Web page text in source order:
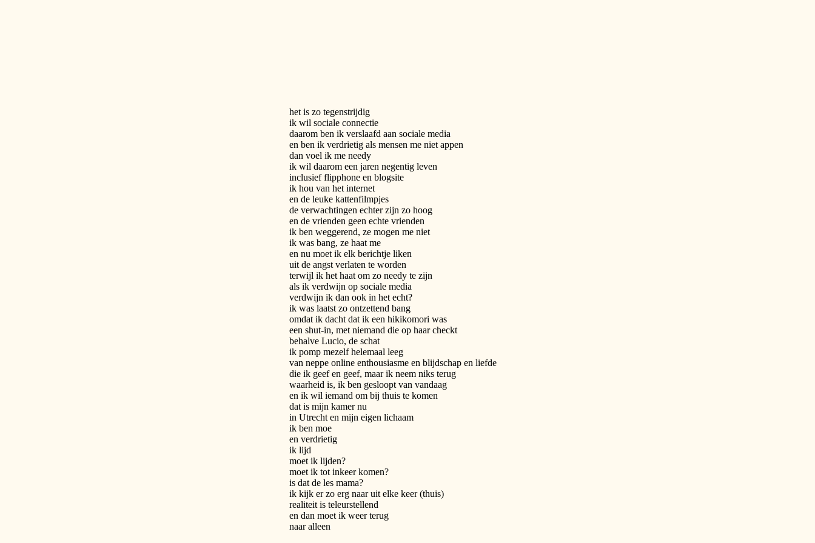
het is zo tegenstrijdig
ik wil sociale connectie
daarom ben ik verslaafd aan sociale media
en ben ik verdrietig als mensen me niet appen
dan voel ik me needy
ik wil daarom een jaren negentig leven
inclusief flipphone en blogsite
ik hou van het internet
en de leuke kattenfilmpjes
de verwachtingen echter zijn zo hoog
en de vrienden geen echte vrienden
ik ben weggerend, ze mogen me niet
ik was bang, ze haat me
en nu moet ik elk berichtje liken
uit de angst verlaten te worden
terwijl ik het haat om zo needy te zijn
als ik verdwijn op sociale media
verdwijn ik dan ook in het echt?
ik was laatst zo ontzettend bang
omdat ik dacht dat ik een hikikomori was
een shut-in, met niemand die op haar checkt
behalve Lucio, de schat
ik pomp mezelf helemaal leeg
van neppe online enthousiasme en blijdschap en liefde
die ik geef en geef, maar ik neem niks terug
waarheid is, ik ben gesloopt van vandaag
en ik wil iemand om bij thuis te komen
dat is mijn kamer nu
in Utrecht en mijn eigen lichaam
ik ben moe
en verdrietig
ik lijd
moet ik lijden?
moet ik tot inkeer komen?
is dat de les mama?
ik kijk er zo erg naar uit elke keer (thuis)
realiteit is teleurstellend
en dan moet ik weer terug
naar alleen